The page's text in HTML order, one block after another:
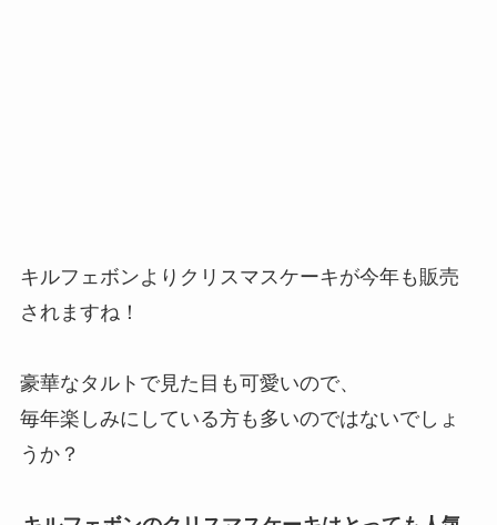
キルフェボンよりクリスマスケーキが今年も販売
されますね！
豪華なタルトで見た目も可愛いので、
毎年楽しみにしている方も多いのではないでしょ
うか？